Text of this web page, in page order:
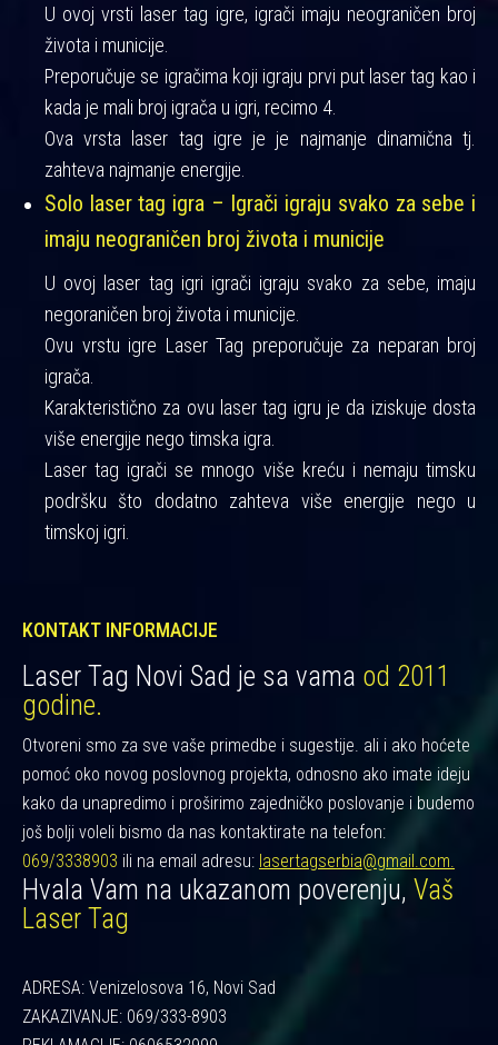
U ovoj vrsti laser tag igre, igrači imaju neograničen broj
života i municije.
Preporučuje se igračima koji igraju prvi put laser tag kao i
kada je mali broj igrača u igri, recimo 4.
Ova vrsta laser tag igre je je najmanje dinamična tj.
zahteva najmanje energije.
Solo laser tag igra – Igrači igraju svako za sebe i
imaju neograničen broj života i municije
U ovoj laser tag igri igrači igraju svako za sebe, imaju
negoraničen broj života i municije.
Ovu vrstu igre Laser Tag preporučuje za neparan broj
igrača.
Karakteristično za ovu laser tag igru je da iziskuje dosta
više energije nego timska igra.
Laser tag igrači se mnogo više kreću i nemaju timsku
podršku što dodatno zahteva više energije nego u
timskoj igri.
KONTAKT INFORMACIJE
Laser Tag Novi Sad je sa vama od 2011
godine.
Otvoreni smo za sve vaše primedbe i sugestije. ali i ako hoćete
pomoć oko novog poslovnog projekta, odnosno ako imate ideju
kako da unapredimo i proširimo zajedničko poslovanje i budemo
još bolji voleli bismo da nas kontaktirate na telefon:
069/3338903 ili na email adresu: lasertagserbia@gmail.com.
Hvala Vam na ukazanom poverenju, Vaš
Laser Tag
ADRESA: Venizelosova 16, Novi Sad
ZAKAZIVANJE: 069/333-8903